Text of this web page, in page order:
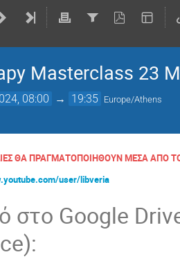
Masterclass 23
08:00 → 19:35 Europe/Athens
ΘΑ ΠΡΑΓΜΑΤΟΠΟΙΗΘΟΥΝ ΜΕΣΑ ΑΠΟ
user/libveria
στο Google